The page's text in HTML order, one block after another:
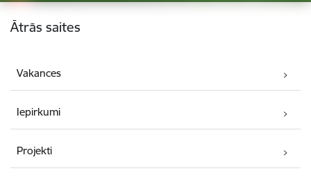
Kājene
Ātrās saites
Vakances
Iepirkumi
Projekti